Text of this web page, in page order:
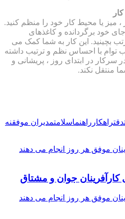
، میز یا محیط کار خود را منظم کنید.
خود برگردانده و کاغذهای
بچینید. این کار به شما کمک می
توام با احساس نظم و ترتیب داشته
سرکار در ابتدای روز ، پریشانی و
منتقل نکند.
دقتراهکار راهنماسلامتمدیران موفقنه